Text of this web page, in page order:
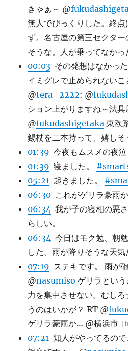
きゃぁ～ @
無人でびっくりした。終
ず。名古屋の第三セクタ
そうな。人が乗ってなかっ
00:03 その発想はなかっ
イミグレで止められないこ
@tera_2222: @
ション上がりますね～法具
@fukudashigetaka 東欧
錫杖を二本持って、嬉しそ
01:39 今夜もムスメの夜
01:39 寝ました。
05:21 起きました。
06:30 これがゲリラ豪雨
06:34 我が子の寝相の悪
らしい。
06:34 今日はモク勉、朝
した。雨が降りそうな天気
07:19 ステキです。 雨が
@nasumiso ゲリラとい
力を集中させない。むし
うのはいかが？ RT @
ゲリラ豪雨か… @横浜市 [
07:21 知人がやってるの